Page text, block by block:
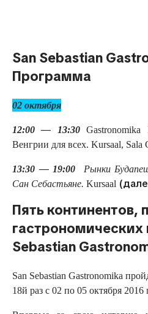
San Sebastian
Программа
02 октября
12:00 — 13:30Gastronomika
Венгрии для всех. Kursaal, Sala
13:30 — 19:00
Рынки
Сан Себастьяне. Kursaal
Пять континентов,
гастрономических
Sebastian
San Sebastian Gastronomika
18й раз с 02 по 05 октября 2016